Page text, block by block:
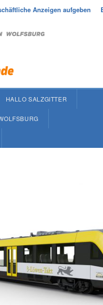
Anzeigen aufgeben
HALLO SALZGITTER